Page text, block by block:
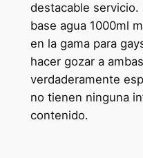
destacable
base agua 1000ml
en la gama para
hacer gozar a
verdaderamente
no tienen ninguna
contenido.